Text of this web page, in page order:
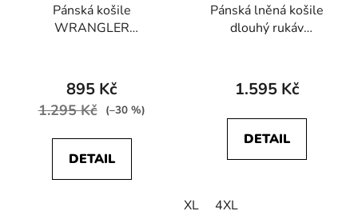
Pánská košile
WRANGLER
Glass
895 Kč
1.295 Kč (–30 %)
DETAIL
Pánská lněná košile
dlouhý rukáv
SHIRT Latigo Bay
1.595 Kč
DETAIL
XL 4XL